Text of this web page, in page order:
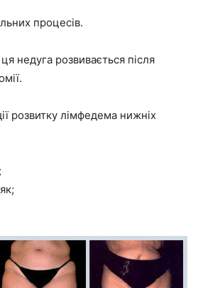
процесів.
недуга розвивається після
розвитку лімфедема нижніх